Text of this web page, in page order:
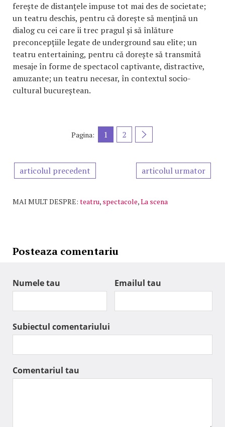
ferește de distanțele impuse tot mai des de societate;
un teatru deschis, pentru că dorește să mențină un
dialog cu cei care îi trec pragul și să înlăture
preconcepțiile legate de underground sau elite; un
teatru entertaining, pentru că dorește să transmită
mesaje în forme de spectacol captivante, distractive,
amuzante; un teatru necesar, în contextul socio-
cultural bucureștean.
Pagina: 1 2
articolul precedent articolul urmator
MAI MULT DESPRE: teatru, spectacole,La scena
Posteaza comentariu
Numele tau Emailul tau
Subiectul comentariului
Comentariul tau